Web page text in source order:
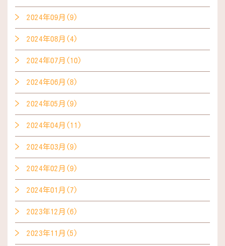
2024年09月(9)
2024年08月(4)
2024年07月(10)
2024年06月(8)
2024年05月(9)
2024年04月(11)
2024年03月(9)
2024年02月(9)
2024年01月(7)
2023年12月(6)
2023年11月(5)